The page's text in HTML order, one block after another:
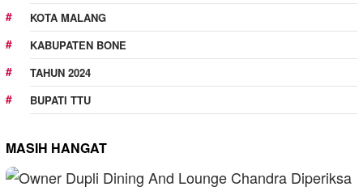
KOTA MALANG
KABUPATEN BONE
TAHUN 2024
BUPATI TTU
MASIH HANGAT